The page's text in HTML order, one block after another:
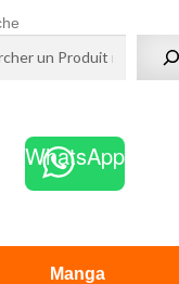
WhatsApp
Manga